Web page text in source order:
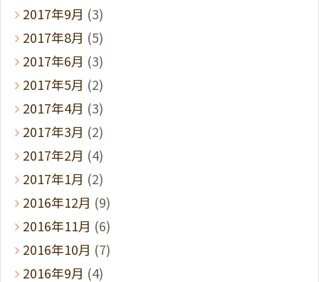
2017年9月 (3)
2017年8月 (5)
2017年6月 (3)
2017年5月 (2)
2017年4月 (3)
2017年3月 (2)
2017年2月 (4)
2017年1月 (2)
2016年12月 (9)
2016年11月 (6)
2016年10月 (7)
2016年9月 (4)